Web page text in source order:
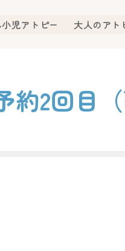
児アトピー 大人のアト
約2回目